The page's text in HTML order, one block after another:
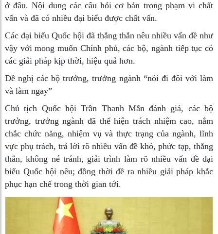
ở đâu. Nội dung các câu hỏi cơ bản trong phạm vi chất
vấn và đã có nhiều đại biểu được chất vấn.
Các đại biểu Quốc hội đã thẳng thắn nêu nhiều vấn đề như
vậy với mong muốn Chính phủ, các bộ, ngành tiếp tục có
các giải pháp kịp thời, hiệu quả hơn.
Đề nghị các bộ trưởng, trưởng ngành “nói đi đôi với làm
và làm ngay”
Chủ tịch Quốc hội Trần Thanh Mẫn đánh giá, các bộ
trưởng, trưởng ngành đã thể hiện trách nhiệm cao, nắm
chắc chức năng, nhiệm vụ và thực trạng của ngành, lĩnh
vực phụ trách, trả lời rõ nhiều vấn đề khó, phức tạp, thẳng
thắn, không né tránh, giải trình làm rõ nhiều vấn đề đại
biểu Quốc hội nêu; đồng thời đề ra nhiều giải pháp khắc
phục hạn chế trong thời gian tới.